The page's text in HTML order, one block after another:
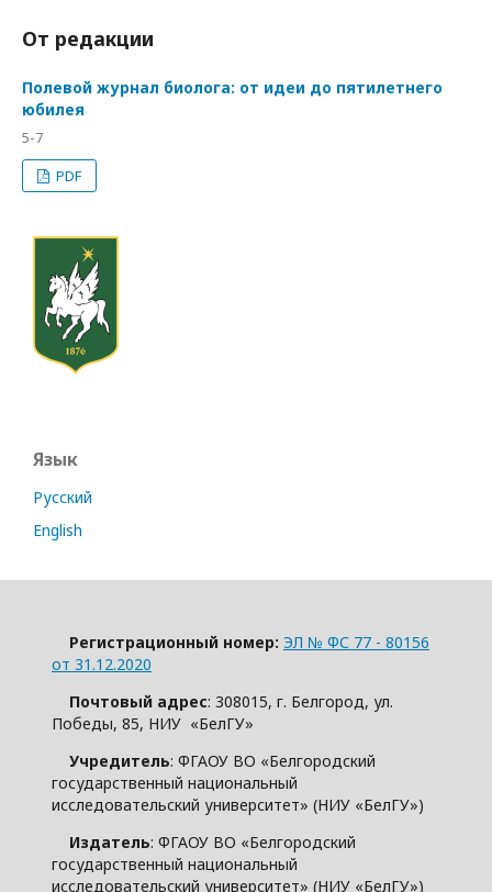
От редакции
Полевой журнал биолога: от идеи до пятилетнего
юбилея
5-7
PDF
Язык
Русский
English
Регистрационный номер: ЭЛ № ФС 77 - 80156
от 31.12.2020
Почтовый адрес: 308015, г. Белгород, ул.
Победы, 85, НИУ «БелГУ»
Учредитель: ФГАОУ ВО «Белгородский
государственный национальный
исследовательский университет» (НИУ «БелГУ»)
Издатель: ФГАОУ ВО «Белгородский
государственный национальный
исследовательский университет» (НИУ «БелГУ»)